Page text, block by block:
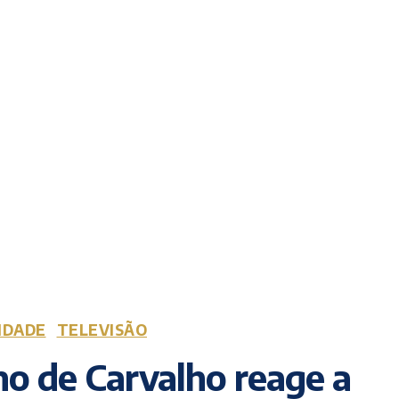
TELEVISÃO
de Carvalho reage a